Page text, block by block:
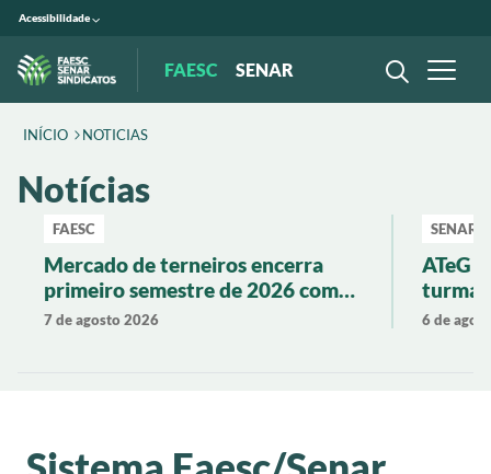
Acessibilidade
FAESC SENAR
INÍCIO NOTICIAS
Notícias
FAESC
Mercado de terneiros encerra
primeiro semestre de 2026 com
valorização de 19% em Santa
7 de agosto 2026
SENAR
ATeG
turma
6 de